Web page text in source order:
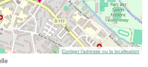
Corriger l’adresse ou la localisation